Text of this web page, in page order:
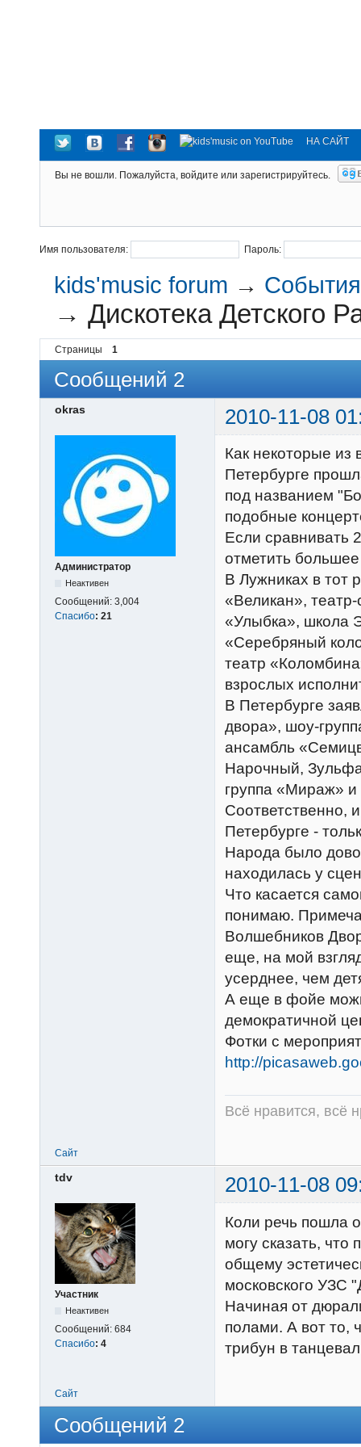
НА САЙТ
Вы не вошли. Пожалуйста, войдите или зарегистрируйтесь.
Имя пользователя: Пароль:
kids'music forum →
→Дискотека Детского
Страницы 1
Сообщений 2
okras 2010-11-08
Администратор
Неактивен
Сообщений: 3,004
Спасибо: 21
Как некоторые из
Петербурге
под названием
подобные
Если сравнивать
отметить большее
В Лужниках в тот
«Великан»,
«Улыбка», школа
«Серебряный
театр
взрослых
В Петербурге
двора», шоу-
ансамбль
Нарочный,
группа «Мираж»
Соответственно,
Петербурге -
Народа было
находилась у
Что касается
понимаю.
Волшебников
еще, на мой
усерднее, чем
А еще в фойе
демократичной
Фотки с
http://
Всё нравится, всё
Сайт
tdv 2010-11-08
Участник
Неактивен
Сообщений: 684
Спасибо: 4
Коли речь пошла
могу сказать, что
общему
московского УЗС
Начиная от
полами. А вот то,
трибун в
Сайт
Сообщений 2